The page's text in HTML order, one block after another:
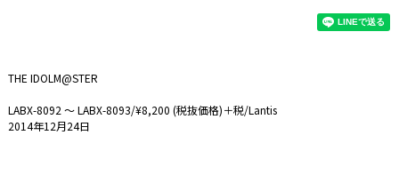
THE IDOLM@STER
LABX-8092 ～ LABX-8093/¥8,200 (税抜価格)＋税/Lantis
2014年12月24日